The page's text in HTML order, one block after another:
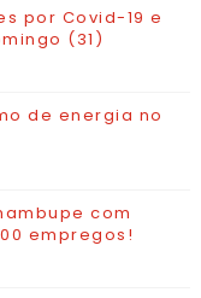
por Covid-19 e
(31)
de energia no
com
empregos!